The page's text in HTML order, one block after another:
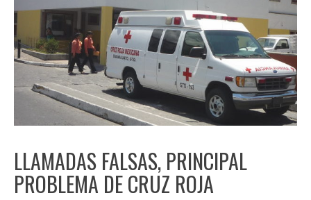
LLAMADAS FALSAS, PRINCIPAL
PROBLEMA DE CRUZ ROJA